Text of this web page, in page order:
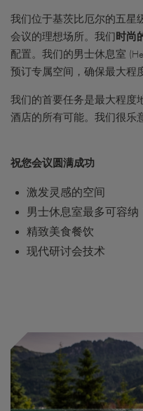
我们位于基茨比厄尔的五星
会议的理想场所。我们时尚
配置。我们的男士休息室
预订专属空间，确保最大程
我们的首要任务是最大程度
酒店的所有可能。我们很乐
祝您会议圆满成功
激发灵感的空间
男士休息室最多可容纳
精致美食餐饮
现代研讨会技术